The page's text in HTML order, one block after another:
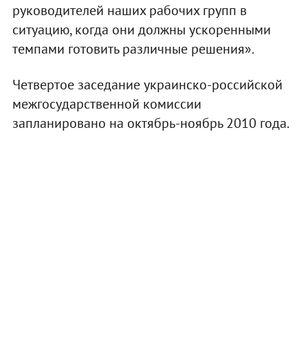
руководителей наших рабочих групп в
ситуацию, когда они должны ускоренными
темпами готовить различные решения».
Четвертое заседание украинско-российской
межгосударственной комиссии
запланировано на октябрь-ноябрь 2010 года.